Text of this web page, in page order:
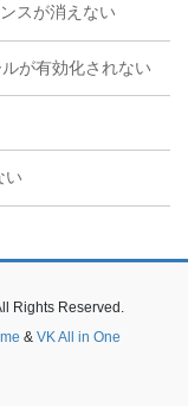
スが消えない
が有効化されない
い
Rights Reserved.
& VK All in One